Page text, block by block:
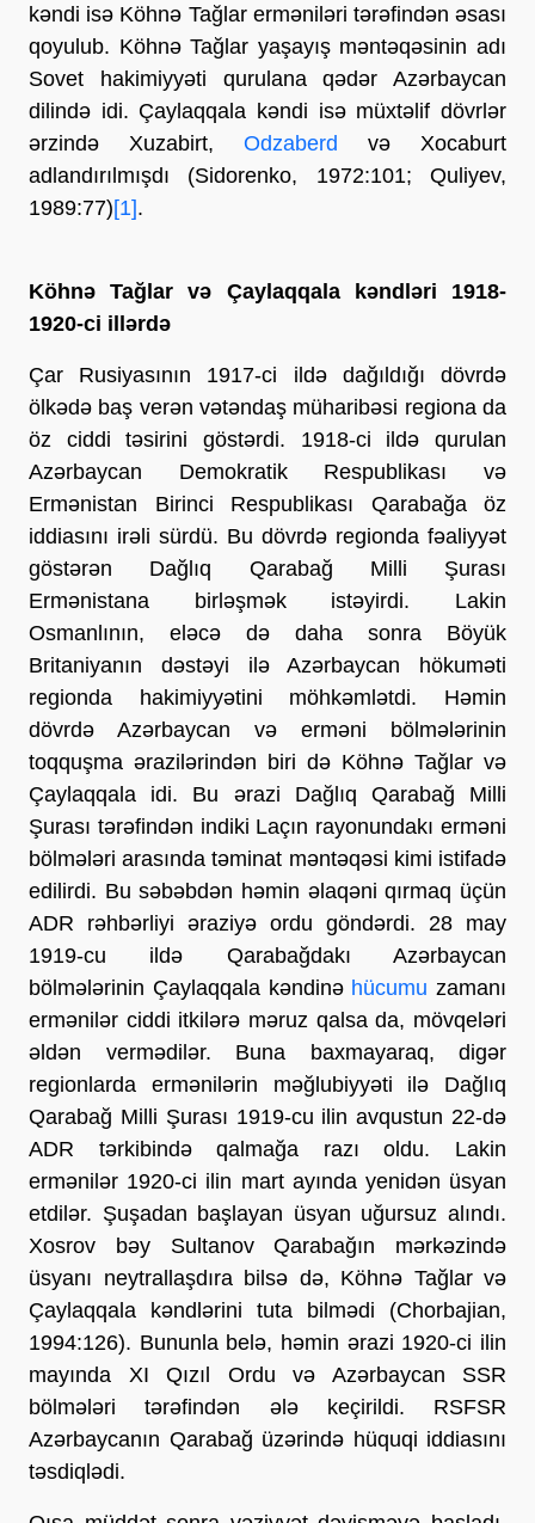
kəndi isə Köhnə Tağlar erməniləri tərəfindən əsası
qoyulub. Köhnə Tağlar yaşayış məntəqəsinin adı
Sovet hakimiyyəti qurulana qədər Azərbaycan
dilində idi. Çaylaqqala kəndi isə müxtəlif dövrlər
ərzində Xuzabirt, Odzaberd və Xocaburt
adlandırılmışdı (Sidorenko, 1972:101; Quliyev,
1989:77)[1].
Köhnə Tağlar və Çaylaqqala kəndləri 1918-
1920-ci illərdə
Çar Rusiyasının 1917-ci ildə dağıldığı dövrdə
ölkədə baş verən vətəndaş müharibəsi regiona da
öz ciddi təsirini göstərdi. 1918-ci ildə qurulan
Azərbaycan Demokratik Respublikası və
Ermənistan Birinci Respublikası Qarabağa öz
iddiasını irəli sürdü. Bu dövrdə regionda fəaliyyət
göstərən Dağlıq Qarabağ Milli Şurası
Ermənistana birləşmək istəyirdi. Lakin
Osmanlının, eləcə də daha sonra Böyük
Britaniyanın dəstəyi ilə Azərbaycan hökuməti
regionda hakimiyyətini möhkəmlətdi. Həmin
dövrdə Azərbaycan və erməni bölmələrinin
toqquşma ərazilərindən biri də Köhnə Tağlar və
Çaylaqqala idi. Bu ərazi Dağlıq Qarabağ Milli
Şurası tərəfindən indiki Laçın rayonundakı erməni
bölmələri arasında təminat məntəqəsi kimi istifadə
edilirdi. Bu səbəbdən həmin əlaqəni qırmaq üçün
ADR rəhbərliyi əraziyə ordu göndərdi. 28 may
1919-cu ildə Qarabağdakı Azərbaycan
bölmələrinin Çaylaqqala kəndinə hücumu zamanı
ermənilər ciddi itkilərə məruz qalsa da, mövqeləri
əldən vermədilər. Buna baxmayaraq, digər
regionlarda ermənilərin məğlubiyyəti ilə Dağlıq
Qarabağ Milli Şurası 1919-cu ilin avqustun 22-də
ADR tərkibində qalmağa razı oldu. Lakin
ermənilər 1920-ci ilin mart ayında yenidən üsyan
etdilər. Şuşadan başlayan üsyan uğursuz alındı.
Xosrov bəy Sultanov Qarabağın mərkəzində
üsyanı neytrallaşdıra bilsə də, Köhnə Tağlar və
Çaylaqqala kəndlərini tuta bilmədi (Chorbajian,
1994:126). Bununla belə, həmin ərazi 1920-ci ilin
mayında XI Qızıl Ordu və Azərbaycan SSR
bölmələri tərəfindən ələ keçirildi. RSFSR
Azərbaycanın Qarabağ üzərində hüquqi iddiasını
təsdiqlədi.